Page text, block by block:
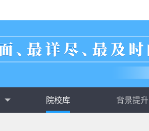
院校库 背景提升